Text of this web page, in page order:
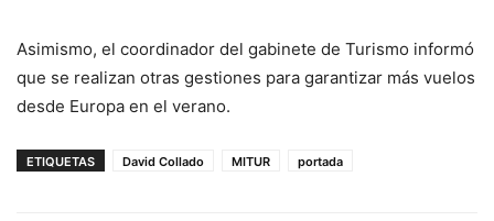
Asimismo, el coordinador del gabinete de Turismo informó
que se realizan otras gestiones para garantizar más vuelos
desde Europa en el verano.
ETIQUETAS David Collado MITUR portada